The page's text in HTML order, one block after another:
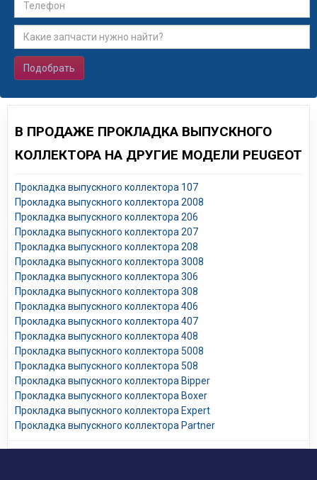
Подобрать
В ПРОДАЖЕ ПРОКЛАДКА ВЫПУСКНОГО
КОЛЛЕКТОРА НА ДРУГИЕ МОДЕЛИ PEUGEOT
Прокладка выпускного коллектора 107
Прокладка выпускного коллектора 2008
Прокладка выпускного коллектора 206
Прокладка выпускного коллектора 207
Прокладка выпускного коллектора 208
Прокладка выпускного коллектора 3008
Прокладка выпускного коллектора 306
Прокладка выпускного коллектора 308
Прокладка выпускного коллектора 406
Прокладка выпускного коллектора 407
Прокладка выпускного коллектора 408
Прокладка выпускного коллектора 5008
Прокладка выпускного коллектора 508
Прокладка выпускного коллектора Bipper
Прокладка выпускного коллектора Boxer
Прокладка выпускного коллектора Expert
Прокладка выпускного коллектора Partner